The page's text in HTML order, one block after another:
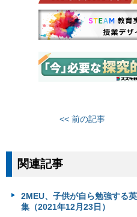
<< 前の記事
関連記事
2MEU、子供が自ら勉強する
集（2021年12月23日）